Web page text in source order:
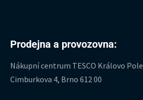
Prodejna a provozovna:
Nákupní centrum TESCO Královo Pole
Cimburkova 4, Brno 612 00